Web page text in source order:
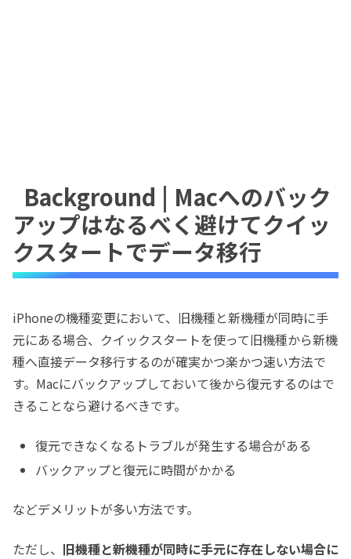
Background | Macへのバック
アップはなるべく避けてクイッ
クスタートでデータ移行
iPhoneの機種変更において、旧機種と新機種が同時に手
元にある場合、クイックスタートを使って旧機種から新機
種へ直接データ移行するのが確実かつ楽かつ速い方法で
す。Macにバックアップしておいて後から復元するのはで
きることなら避けるべきです。
復元できなくなるトラブルが発生する場合がある
バックアップと復元に時間がかかる
などデメリットが多い方法です。
ただし、 旧機種と新機種が同時に手元に存在しない場合に